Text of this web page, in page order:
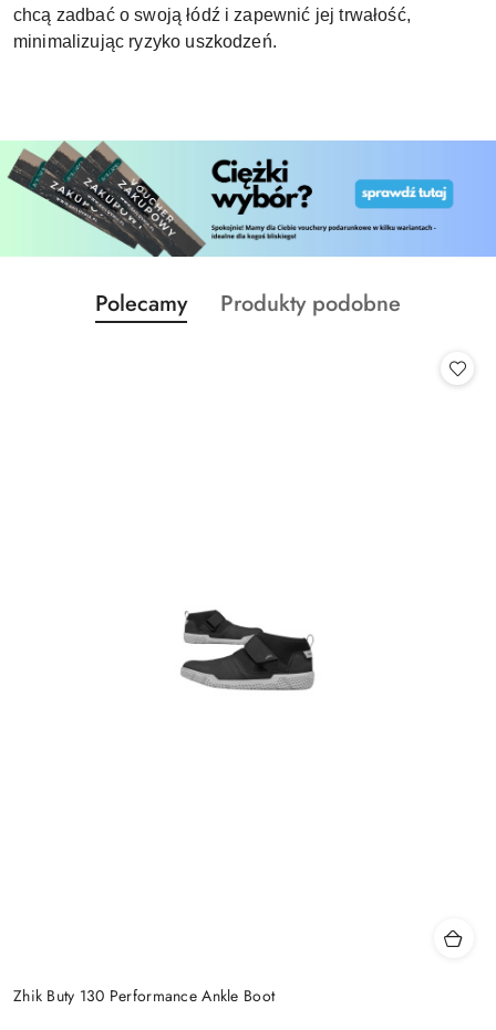
chcą zadbać o swoją łódź i zapewnić jej trwałość,
minimalizując ryzyko uszkodzeń.
Pomiń karuzelę produktów
Produkty
o
Polecamy
Produkty
Produkty podobne
Zhik Buty 130 Performance Ankle Boot